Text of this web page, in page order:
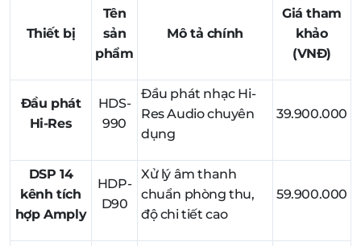
Thiết bị
Tên
sản
phẩm
Mô tả chính
Giá tham
khảo
(VNĐ)
Đầu phát
Hi-Res
HDS-
990
Đầu phát nhạc Hi-
Res Audio chuyên
dụng
39.900.000
DSP 14
kênh tích
hợp Amply
HDP-
D90
Xử lý âm thanh
chuẩn phòng thu,
độ chi tiết cao
59.900.000